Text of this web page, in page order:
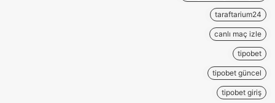
taraftarium24
canlı maç izle
tipobet
tipobet güncel
tipobet giriş